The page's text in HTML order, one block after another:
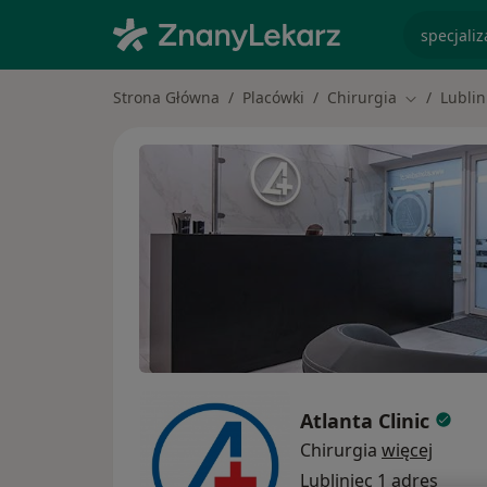
Strona Główna Placówki Chirurgia Zmień
Atlanta Clinic
Chirurgia więcej
Lubliniec 1 adres